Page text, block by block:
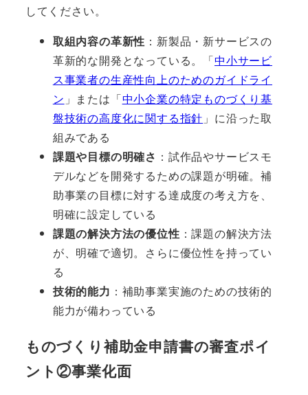
してください。
取組内容の革新性 ：新製品・新サービスの
革新的な開発となっている。「中小サービ
ス事業者の生産性向上のためのガイドライ
ン 」または「中小企業の特定ものづくり基
盤技術の高度化に関する指針 」に沿った取
組みである
課題や目標の明確さ ：試作品やサービスモ
デルなどを開発するための課題が明確。補
助事業の目標に対する達成度の考え方を、
明確に設定している
課題の解決方法の優位性 ：課題の解決方法
が、明確で適切。さらに優位性を持ってい
る
技術的能力 ：補助事業実施のための技術的
能力が備わっている
ものづくり補助金申請書の審査ポイ
ント②事業化面